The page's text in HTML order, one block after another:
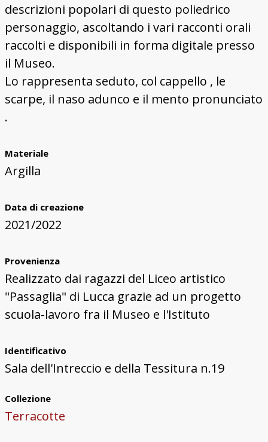
descrizioni popolari di questo poliedrico
personaggio, ascoltando i vari racconti orali
raccolti e disponibili in forma digitale presso
il Museo.
Lo rappresenta seduto, col cappello , le
scarpe, il naso adunco e il mento pronunciato
.
Materiale
Argilla
Data di creazione
2021/2022
Provenienza
Realizzato dai ragazzi del Liceo artistico
"Passaglia" di Lucca grazie ad un progetto
scuola-lavoro fra il Museo e l'Istituto
Identificativo
Sala dell'Intreccio e della Tessitura n.19
Collezione
Terracotte